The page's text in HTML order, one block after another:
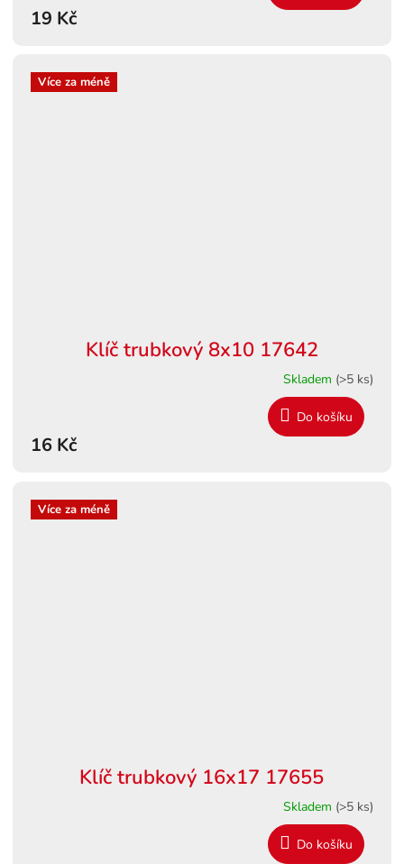
19 Kč
Více za méně
Klíč trubkový 8x10 17642
Skladem (>5 ks)
16 Kč
Do košíku
Více za méně
Klíč trubkový 16x17 17655
Skladem (>5 ks)
Do košíku